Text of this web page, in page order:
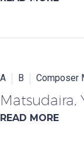
A B Composer
READ MORE